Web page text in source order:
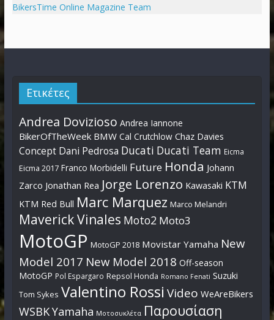
BikersTime Online Magazine Team
Ετικέτες
Andrea Dovizioso Andrea Iannone
BikerOfTheWeek BMW Cal Crutchlow Chaz Davies
Concept Dani Pedrosa Ducati Ducati Team Eicma
Eicma 2017 Franco Morbidelli Future Honda Johann
Zarco Jonathan Rea Jorge Lorenzo Kawasaki KTM
KTM Red Bull Marc Marquez Marco Melandri
Maverick Vinales Moto2 Moto3
MotoGP MotoGP 2018 Movistar Yamaha New
Model 2017 New Model 2018 Off-season
MotoGP Pol Espargaro Repsol Honda Romano Fenati Suzuki
Tom Sykes Valentino Rossi Video WeAreBikers
WSBKYamaha Μοτοσυκλέτα Παρουσίαση